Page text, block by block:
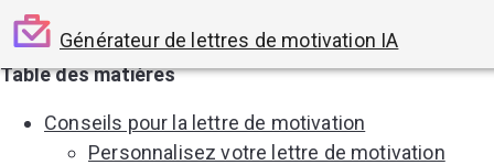
Générateur de lettres de motivation IA
Table des matières
Conseils pour la lettre de motivation
Personnalisez votre lettre de motivation